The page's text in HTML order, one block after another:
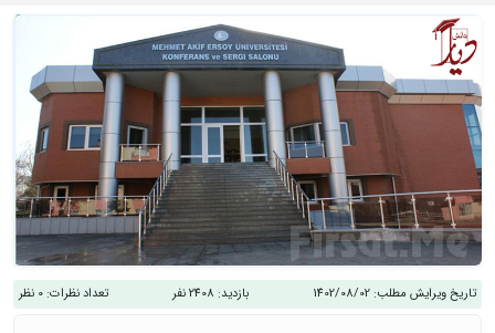
تاریخ ویرایش مطلب: 1402/08/02 بازدید: 2408 نفر تعداد نظرات: 0 نظر